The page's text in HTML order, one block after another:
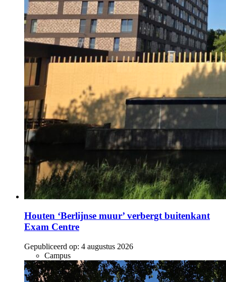
Houten ‘Berlijnse muur’ verbergt buitenkant
Exam Centre
Gepubliceerd op: 4 augustus 2026
Campus